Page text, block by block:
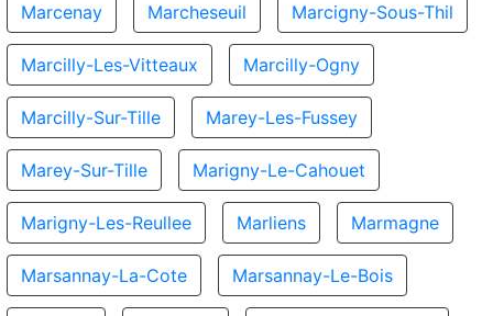
Marcenay Marcheseuil Marcigny-Sous-Thil
Marcilly-Les-Vitteaux Marcilly-Ogny
Marcilly-Sur-Tille Marey-Les-Fussey
Marey-Sur-Tille Marigny-Le-Cahouet
Marigny-Les-Reullee Marliens Marmagne
Marsannay-La-Cote Marsannay-Le-Bois